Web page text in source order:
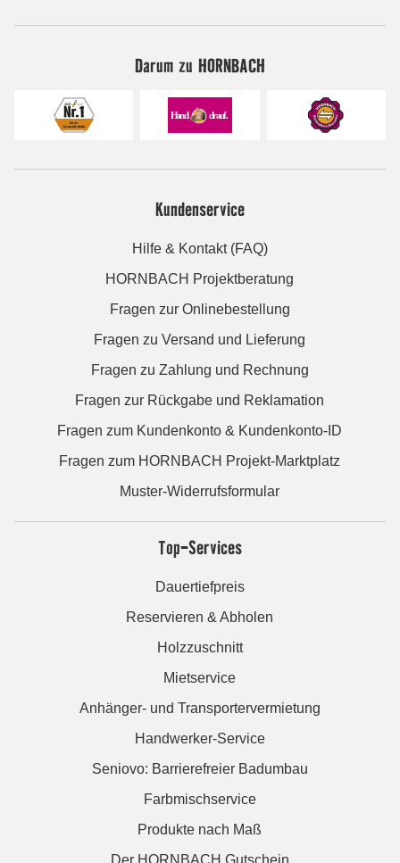
Darum zu HORNBACH
Kundenservice
Hilfe & Kontakt (FAQ)
HORNBACH Projektberatung
Fragen zur Onlinebestellung
Fragen zu Versand und Lieferung
Fragen zu Zahlung und Rechnung
Fragen zur Rückgabe und Reklamation
Fragen zum Kundenkonto & Kundenkonto-ID
Fragen zum HORNBACH Projekt-Marktplatz
Muster-Widerrufsformular
Top-Services
Dauertiefpreis
Reservieren & Abholen
Holzzuschnitt
Mietservice
Anhänger- und Transportervermietung
Handwerker-Service
Seniovo: Barrierefreier Badumbau
Farbmischservice
Produkte nach Maß
Der HORNBACH Gutschein